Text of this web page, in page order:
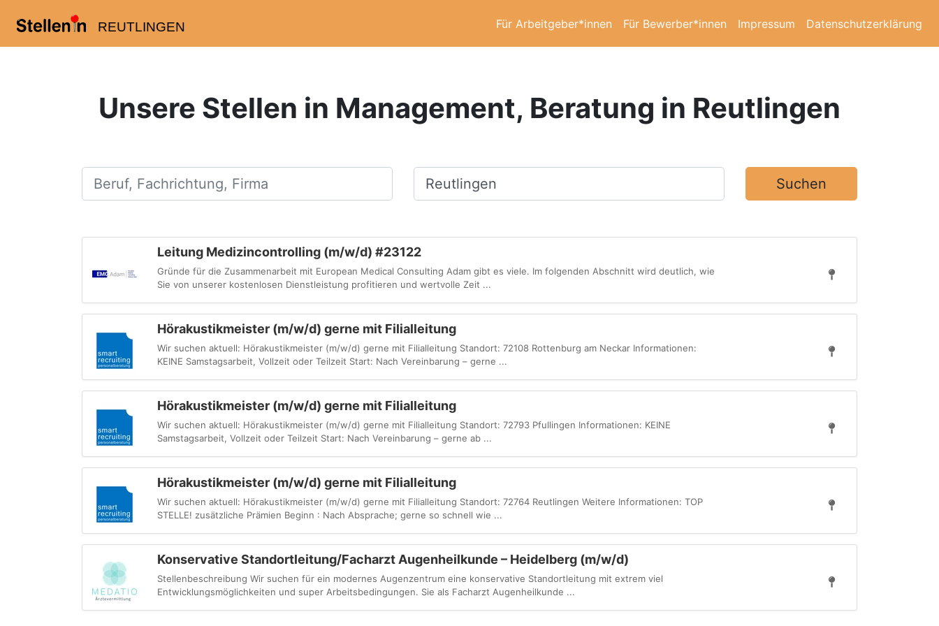
REUTLINGEN Für Arbeitgeber*innen Für Bewerber*innen Impressum Datenschutzerklärung
Unsere Stellen in Management, Beratung in Reutlingen
Beruf, Fachrichtung, Firma Ort, Stadt Suchen
Leitung Medizincontrolling (m/w/d) #23122
Gründe für die Zusammenarbeit mit European Medical Consulting Adam gibt es viele. Im folgenden Abschnitt wird deutlich, wie
Sie von unserer kostenlosen Dienstleistung profitieren und wertvolle Zeit ...
Hörakustikmeister (m/w/d) gerne mit Filialleitung
Wir suchen aktuell: Hörakustikmeister (m/w/d) gerne mit Filialleitung Standort: 72108 Rottenburg am Neckar Informationen:
KEINE Samstagsarbeit, Vollzeit oder Teilzeit Start: Nach Vereinbarung – gerne ...
Hörakustikmeister (m/w/d) gerne mit Filialleitung
Wir suchen aktuell: Hörakustikmeister (m/w/d) gerne mit Filialleitung Standort: 72793 Pfullingen Informationen: KEINE
Samstagsarbeit, Vollzeit oder Teilzeit Start: Nach Vereinbarung – gerne ab ...
Hörakustikmeister (m/w/d) gerne mit Filialleitung
Wir suchen aktuell: Hörakustikmeister (m/w/d) gerne mit Filialleitung Standort: 72764 Reutlingen Weitere Informationen: TOP
STELLE! zusätzliche Prämien Beginn : Nach Absprache; gerne so schnell wie ...
Konservative Standortleitung/Facharzt Augenheilkunde – Heidelberg (m/w/d)
Stellenbeschreibung Wir suchen für ein modernes Augenzentrum eine konservative Standortleitung mit extrem viel
Entwicklungsmöglichkeiten und super Arbeitsbedingungen. Sie als Facharzt Augenheilkunde ...